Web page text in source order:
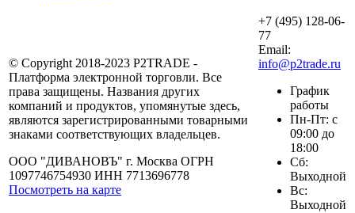
© Copyright 2018-2023 P2TRADE -
Платформа электронной торговли. Все
права защищены. Названия других
компаний и продуктов, упомянутые здесь,
являются зарегистрированными товарными
знаками соответствующих владельцев.
ООО "ДИВАНОВЪ" г. Москва ОГРН
1097746754930 ИНН 7713696778
Посмотреть на карте
+7 (495) 128-06-
77
Email:
info@p2trade.ru
График
работы
Пн-Пт: с
09:00 до
18:00
Сб:
Выходной
Вс:
Выходной